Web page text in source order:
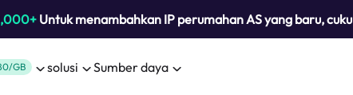
Untuk menambahkan IP perumahan AS yang baru,
GB solusi Sumber daya